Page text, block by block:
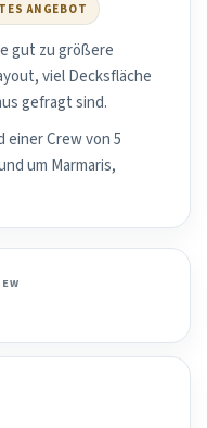
ANGEBOT
gut zu größere
viel Decksfläche
gefragt sind.
einer Crew von 5
um Marmaris,